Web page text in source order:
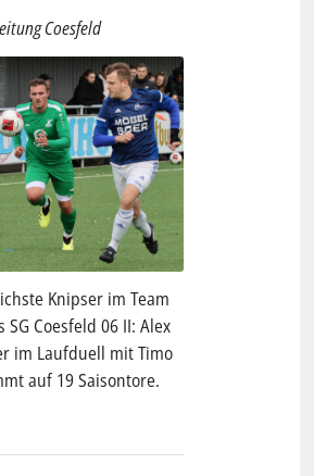
Coesfeld
Knipser im Team
Coesfeld 06 II: Alex
im Laufduell mit Timo
auf 19 Saisontore.